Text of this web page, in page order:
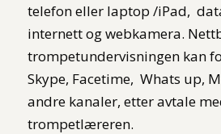
telefon eller laptop /iPad,
internett og webkamera.
trompetundervisningen kan
Skype, Facetime, Whats up,
andre kanaler, etter avtale
trompetlæreren.